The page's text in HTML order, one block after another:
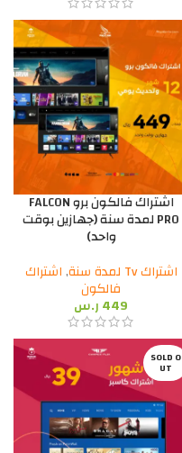
اشتراك فالكون برو FALCON
PRO لمدة سنة (جهازين بوقت
واحد)
اشتراك Tv لمدة سنة
,اشتراك
فالكون
449ر.س
SOLD O
UT